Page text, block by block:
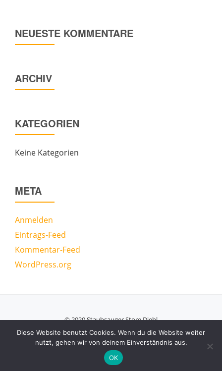
NEUESTE KOMMENTARE
ARCHIV
KATEGORIEN
Keine Kategorien
META
Anmelden
Eintrags-Feed
Kommentar-Feed
WordPress.org
© 2020 Staubsauger Store Diehl
Secondary
Menu Azera Shoppowered byWordPress
Diese Website benutzt Cookies. Wenn du die Website weiter
nutzt, gehen wir von deinem Einverständnis aus.
OK